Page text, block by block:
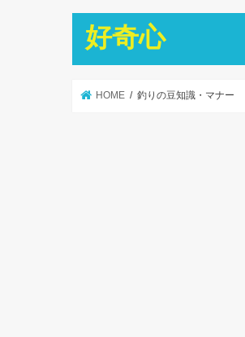
好奇心
HOME 釣りの豆知識・マナー